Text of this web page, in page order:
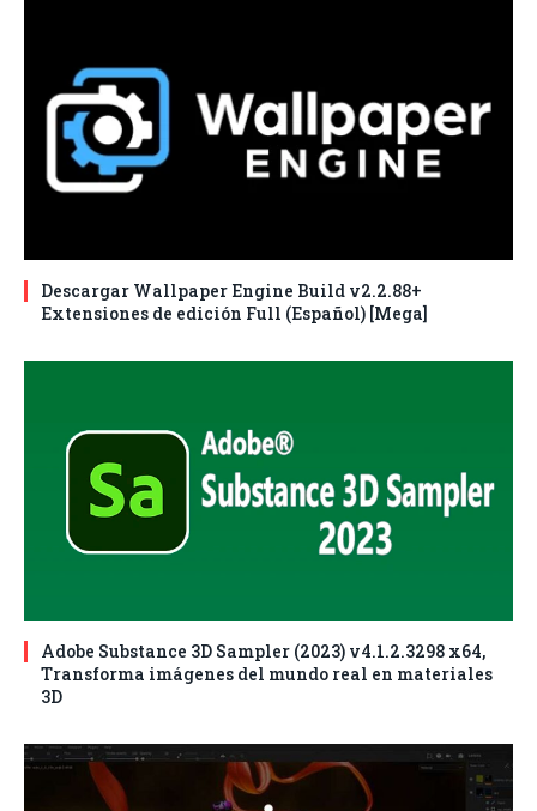
Descargar Wallpaper Engine Build v2.2.88+
Extensiones de edición Full (Español) [Mega]
Adobe Substance 3D Sampler (2023) v4.1.2.3298 x64,
Transforma imágenes del mundo real en materiales
3D